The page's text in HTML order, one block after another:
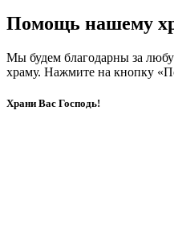
Помощь нашему
Мы будем благодарны за
храму. Нажмите на кнопку
Храни Вас Господь!